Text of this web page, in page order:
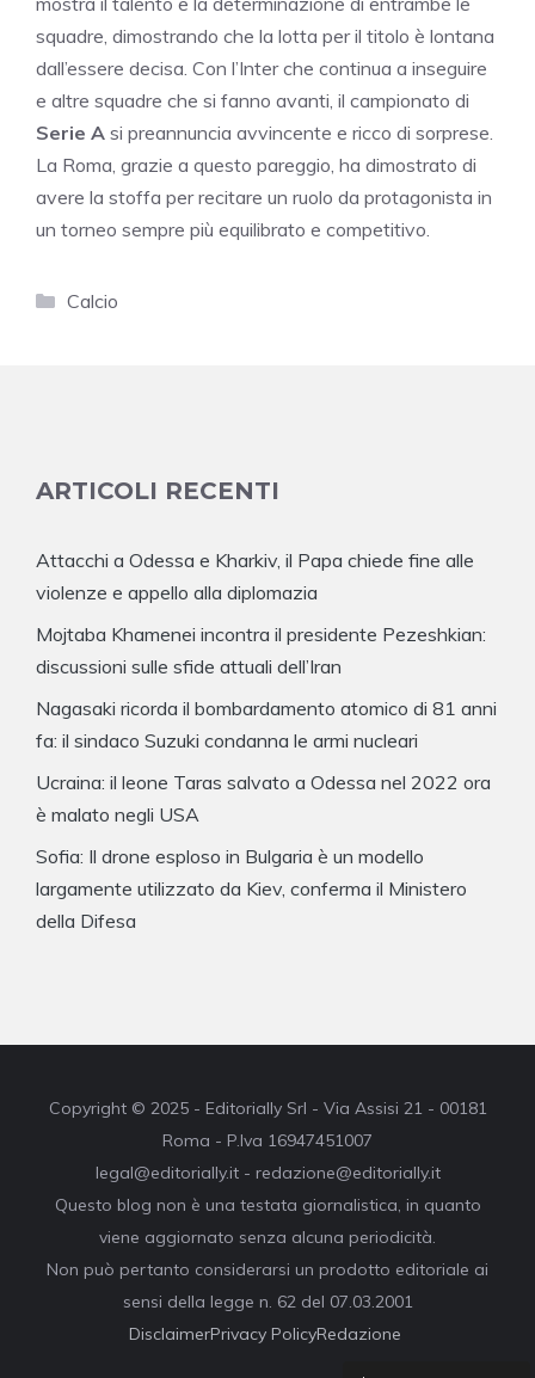
squadre, dimostrando che la lotta per il titolo è lontana
dall’essere decisa. Con l’Inter che continua a inseguire
e altre squadre che si fanno avanti, il campionato di
Serie A si preannuncia avvincente e ricco di sorprese.
La Roma, grazie a questo pareggio, ha dimostrato di
avere la stoffa per recitare un ruolo da protagonista in
un torneo sempre più equilibrato e competitivo.
Categorie
Calcio
ARTICOLI RECENTI
Attacchi a Odessa e Kharkiv, il Papa chiede fine alle
violenze e appello alla diplomazia
Mojtaba Khamenei incontra il presidente Pezeshkian:
discussioni sulle sfide attuali dell’Iran
Nagasaki ricorda il bombardamento atomico di 81 anni
fa: il sindaco Suzuki condanna le armi nucleari
Ucraina: il leone Taras salvato a Odessa nel 2022 ora
è malato negli USA
Sofia: Il drone esploso in Bulgaria è un modello
largamente utilizzato da Kiev, conferma il Ministero
della Difesa
Copyright © 2025 - Editorially Srl - Via Assisi 21 - 00181
Roma - P.Iva 16947451007
legal@editorially.it - redazione@editorially.it
Questo blog non è una testata giornalistica, in quanto
viene aggiornato senza alcuna periodicità.
Non può pertanto considerarsi un prodotto editoriale ai
sensi della legge n. 62 del 07.03.2001
DisclaimerPrivacy PolicyRedazione